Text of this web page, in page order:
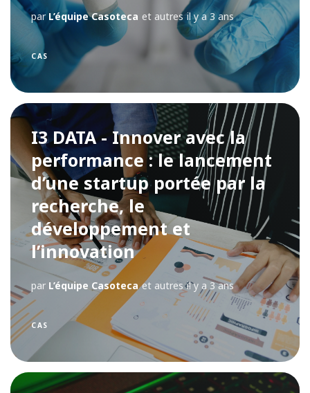
parL’équipe Casoteca et autres il y a 3 ans
CAS
I3 DATA - Innover avec la
performance : le lancement
d’une startup portée par la
recherche, le
développement et
l’innovation
par L’équipe Casoteca et autres il y a 3 ans
CAS